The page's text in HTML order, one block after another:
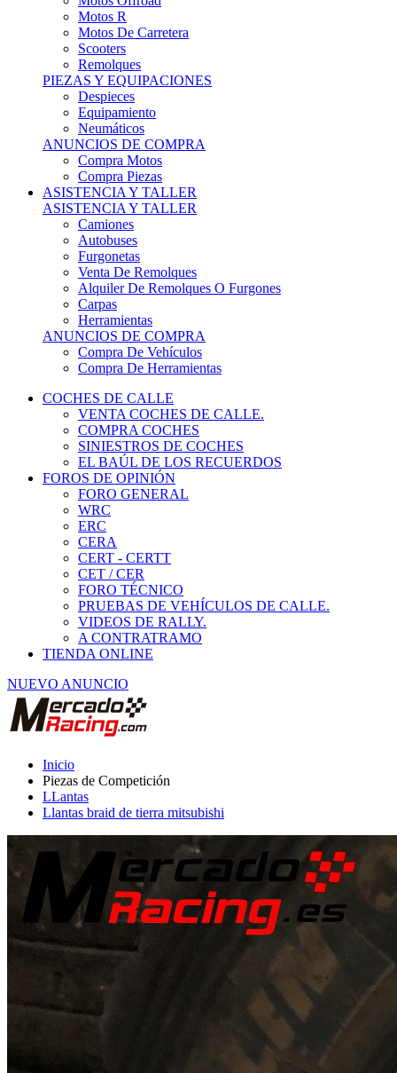
Motos R
Motos De Carretera
Scooters
Remolques
PIEZAS Y EQUIPACIONES
Despieces
Equipamiento
Neumáticos
ANUNCIOS DE COMPRA
Compra Motos
Compra Piezas
ASISTENCIA Y TALLER
ASISTENCIA Y TALLER
Camiones
Autobuses
Furgonetas
Venta De Remolques
Alquiler De Remolques O Furgones
Carpas
Herramientas
ANUNCIOS DE COMPRA
Compra De Vehículos
Compra De Herramientas
COCHES DE CALLE
VENTA COCHES DE CALLE.
COMPRA COCHES
SINIESTROS DE COCHES
EL BAÚL DE LOS RECUERDOS
FOROS DE OPINIÓN
FORO GENERAL
WRC
ERC
CERA
CERT - CERTT
CET / CER
FORO TÉCNICO
PRUEBAS DE VEHÍCULOS DE CALLE.
VIDEOS DE RALLY.
A CONTRATRAMO
TIENDA ONLINE
NUEVO ANUNCIO
Inicio
Piezas de Competición
LLantas
Llantas braid de tierra mitsubishi